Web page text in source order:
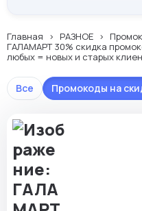
Главная РАЗНОЕ
ГАЛАМАРТ 30% скидка
любых = новых и старых
Все Промокоды на